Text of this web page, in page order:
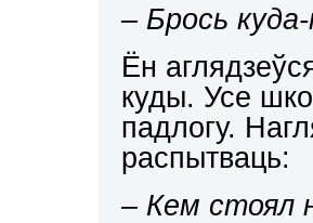
– Брось
Ён
куды. Усе
падлогу.
распытваць:
– Кем стоял